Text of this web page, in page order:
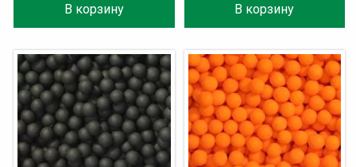
В корзину В корзину